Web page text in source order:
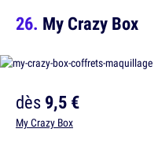
My Crazy Box
dès9,5 €
My Crazy Box